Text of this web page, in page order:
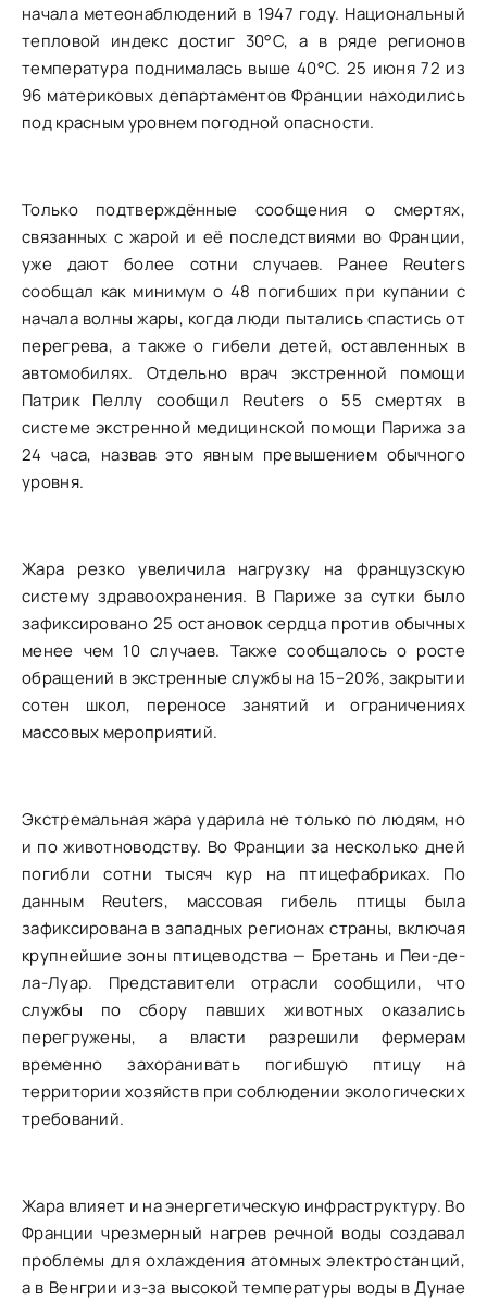
начала метеонаблюдений в 1947 году. Национальный
тепловой индекс достиг 30°C, а в ряде регионов
температура поднималась выше 40°C. 25 июня 72 из
96 материковых департаментов Франции находились
под красным уровнем погодной опасности.
Только подтверждённые сообщения о смертях,
связанных с жарой и её последствиями во Франции,
уже дают более сотни случаев. Ранее Reuters
сообщал как минимум о 48 погибших при купании с
начала волны жары, когда люди пытались спастись от
перегрева, а также о гибели детей, оставленных в
автомобилях. Отдельно врач экстренной помощи
Патрик Пеллу сообщил Reuters о 55 смертях в
системе экстренной медицинской помощи Парижа за
24 часа, назвав это явным превышением обычного
уровня.
Жара резко увеличила нагрузку на французскую
систему здравоохранения. В Париже за сутки было
зафиксировано 25 остановок сердца против обычных
менее чем 10 случаев. Также сообщалось о росте
обращений в экстренные службы на 15–20%, закрытии
сотен школ, переносе занятий и ограничениях
массовых мероприятий.
Экстремальная жара ударила не только по людям, но
и по животноводству. Во Франции за несколько дней
погибли сотни тысяч кур на птицефабриках. По
данным Reuters, массовая гибель птицы была
зафиксирована в западных регионах страны, включая
крупнейшие зоны птицеводства — Бретань и Пеи-де-
ла-Луар. Представители отрасли сообщили, что
службы по сбору павших животных оказались
перегружены, а власти разрешили фермерам
временно захоранивать погибшую птицу на
территории хозяйств при соблюдении экологических
требований.
Жара влияет и на энергетическую инфраструктуру. Во
Франции чрезмерный нагрев речной воды создавал
проблемы для охлаждения атомных электростанций,
а в Венгрии из-за высокой температуры воды в Дунае